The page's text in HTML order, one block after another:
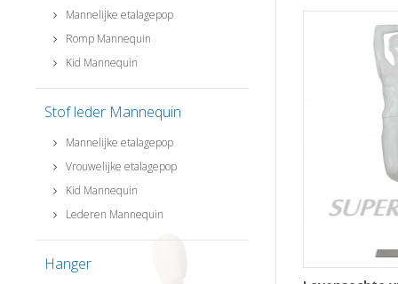
Mannelijke etalagepop
Romp Mannequin
Kid Mannequin
Stof leder Mannequin
Mannelijke etalagepop
Vrouwelijke etalagepop
Kid Mannequin
Lederen Mannequin
Hanger